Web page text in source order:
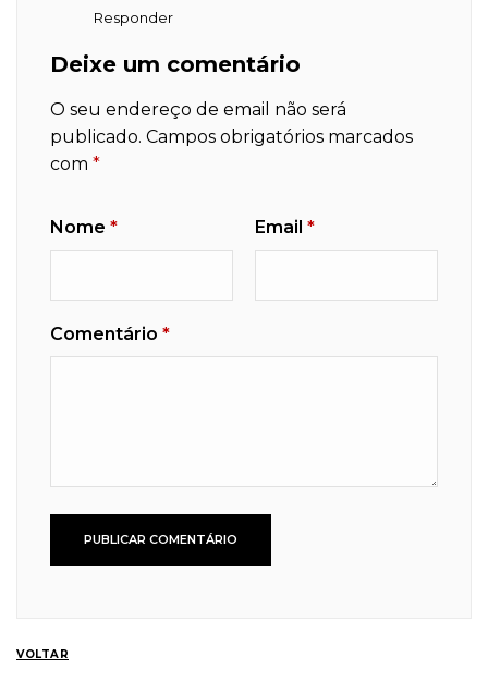
Responder
Deixe um comentário
O seu endereço de email não será
publicado. Campos obrigatórios marcados
com *
Nome * Email *
Comentário *
VOLTAR